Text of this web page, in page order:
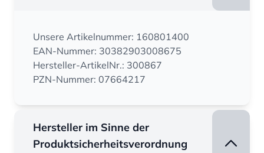
Unsere Artikelnummer: 160801400
EAN-Nummer: 30382903008675
Hersteller-ArtikelNr.: 300867
PZN-Nummer: 07664217
Hersteller im Sinne der
Produktsicherheitsverordnung